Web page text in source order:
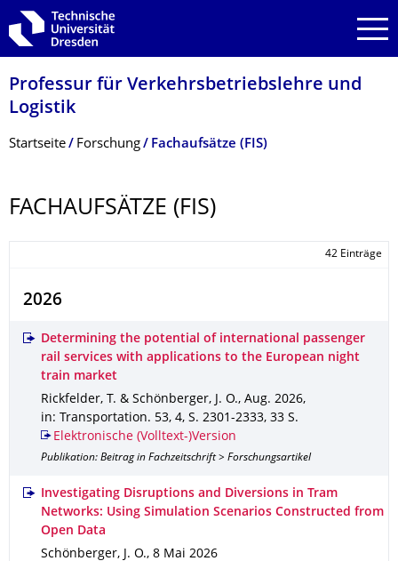
Zur Hauptnavigation springen
Zur Suche springen
Zum Inhalt springen
Professur für Verkehrsbetriebs­lehre und
Logistik
Breadcrumb-Menü
Startseite Forschung Fachaufsätze (FIS)
FACHAUFSÄTZE (FIS)
42 Einträge
2026
Determining the potential of international passenger
rail services with applications to the European night
train market
Rickfelder, T. & Schönberger, J. O., Aug. 2026,
in: Transportation. 53, 4, S. 2301-2333, 33 S.
Elektronische (Volltext-)Version
Publikation: Beitrag in Fachzeitschrift > Forschungsartikel
Investigating Disruptions and Diversions in Tram
Networks: Using Simulation Scenarios Constructed from
Open Data
Schönberger, J. O., 8 Mai 2026